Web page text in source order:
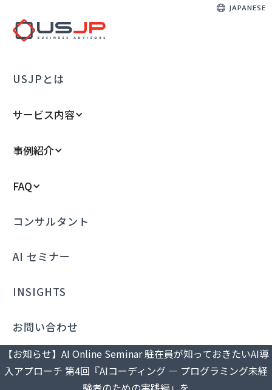
JAPANESE
USJPとは
サービス内容
事例紹介
FAQ
コンサルタント
AI セミナー
INSIGHTS
お問い合わせ
【お知らせ】AI Online Seminar 駐在員が知っておきたいAI導
入アプローチ 第4回『AIコーディング ― プログラミング未経